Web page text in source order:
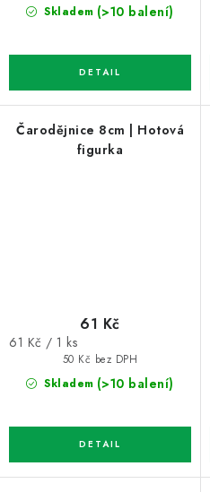
Skladem (>10 balení)
Čarodějnice 8cm | Hotová
figurka
Skladem (>10 balení)
50 Kč bez DPH
61 Kč
Měrná
61 Kč / 1 ks